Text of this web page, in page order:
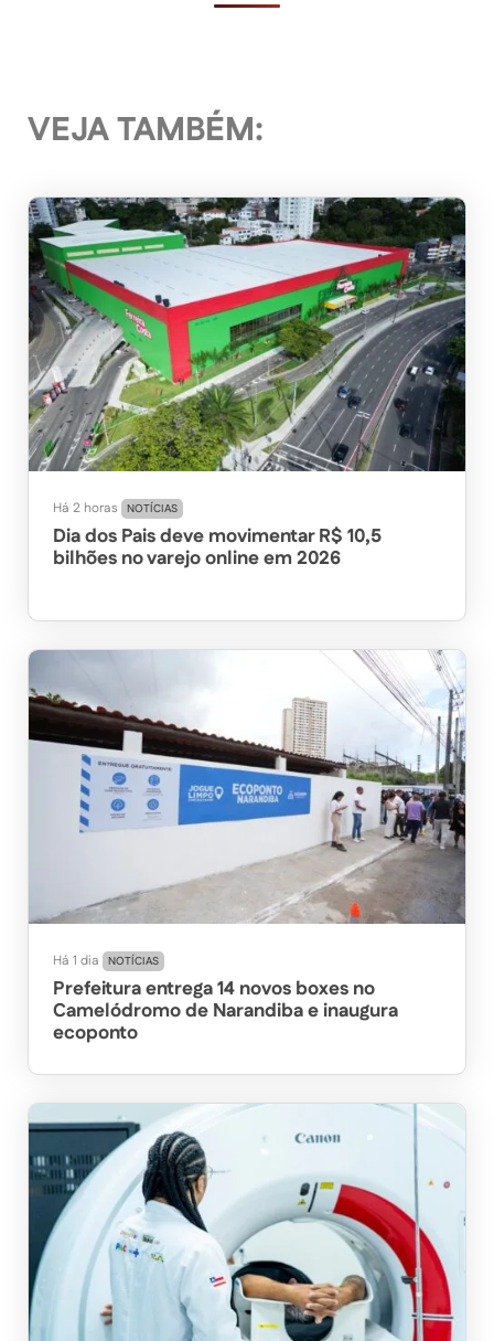
VEJA TAMBÉM:
Há 2 horas NOTÍCIAS
Dia dos Pais deve movimentar R$ 10,5
bilhões no varejo online em 2026
Há 1 dia NOTÍCIAS
Prefeitura entrega 14 novos boxes no
Camelódromo de Narandiba e inaugura
ecoponto